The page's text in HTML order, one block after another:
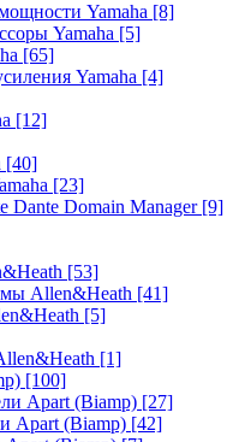
Yamaha [8]
Yamaha [5]
[65]
Yamaha [4]
[12]
[40]
[23]
Dante Domain Manager [9]
[53]
Allen&Heath [41]
[5]
[1]
[100]
Apart (Biamp) [27]
Apart (Biamp) [42]